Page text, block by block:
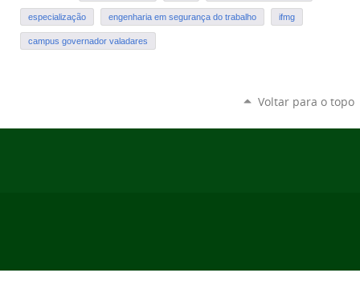
especialização engenharia em segurança do trabalho ifmg
campus governador valadares
Voltar para o topo